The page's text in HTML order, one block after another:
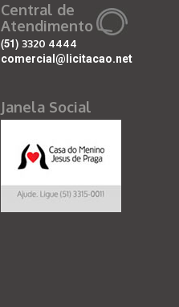
Central de
Atendimento
(51) 3320 4444
comercial@licitacao.net
Janela Social